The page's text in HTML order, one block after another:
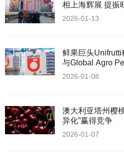
相上海辉展 提振
2026-01-13
鲜果巨头
与Global Agro
2026-01-08
澳大利亚塔州樱
异化”赢得竞争
2026-01-07